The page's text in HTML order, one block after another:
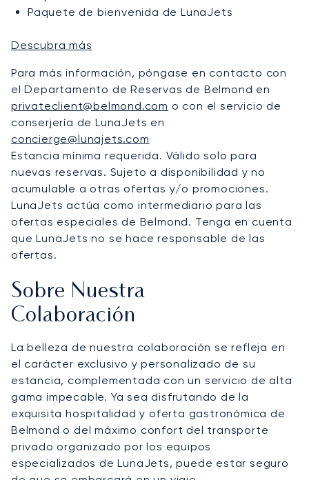
Paquete de bienvenida de LunaJets
Descubra más
Para más información, póngase en contacto con
el Departamento de Reservas de Belmond en
privateclient@belmond.com o con el servicio de
conserjería de LunaJets en
concierge@lunajets.com
Estancia mínima requerida. Válido solo para
nuevas reservas. Sujeto a disponibilidad y no
acumulable a otras ofertas y/o promociones.
LunaJets actúa como intermediario para las
ofertas especiales de Belmond. Tenga en cuenta
que LunaJets no se hace responsable de las
ofertas.
Sobre Nuestra
Colaboración
La belleza de nuestra colaboración se refleja en
el carácter exclusivo y personalizado de su
estancia, complementada con un servicio de alta
gama impecable. Ya sea disfrutando de la
exquisita hospitalidad y oferta gastronómica de
Belmond o del máximo confort del transporte
privado organizado por los equipos
especializados de LunaJets, puede estar seguro